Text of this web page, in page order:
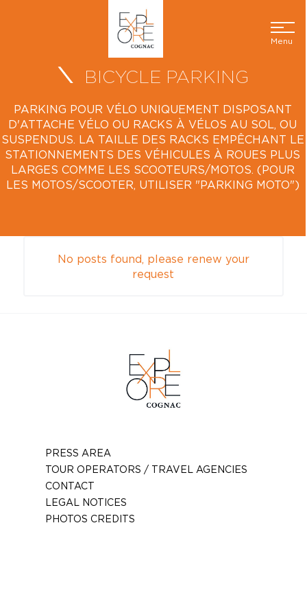
Menu
BICYCLE PARKING
PARKING POUR VÉLO UNIQUEMENT DISPOSANT
D'ATTACHE VÉLO OU RACKS À VÉLOS AU SOL, OU
SUSPENDUS. LA TAILLE DES RACKS EMPÊCHANT LE
STATIONNEMENTS DES VÉHICULES À ROUES PLUS
LARGES COMME LES SCOOTEURS/MOTOS. (POUR
LES MOTOS/SCOOTER, UTILISER "PARKING MOTO")
No posts found, please renew your
request
PRESS AREA
TOUR OPERATORS / TRAVEL AGENCIES
CONTACT
LEGAL NOTICES
PHOTOS CREDITS